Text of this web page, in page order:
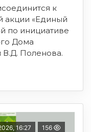
к
акции «Единый
по инициативе
Дома
В.Д. Поленова.
16:27 156